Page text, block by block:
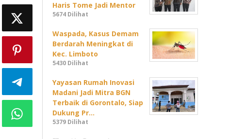
Haris Tome Jadi Mentor
5674 Dilihat
Waspada, Kasus Demam
Berdarah Meningkat di
Kec. Limboto
5430 Dilihat
Yayasan Rumah Inovasi
Madani Jadi Mitra BGN
Terbaik di Gorontalo, Siap
Dukung Pr…
5379 Dilihat